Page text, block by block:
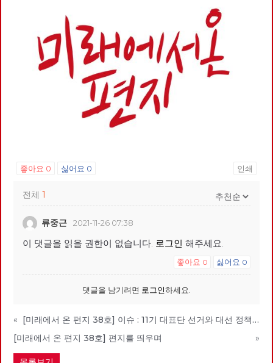
좋아요 0 싫어요 0 인쇄
전체 1
류중근 2021-11-26 07:38
이 댓글을 읽을 권한이 없습니다. 로그인 해주세요.
좋아요 0 싫어요 0
댓글을 남기려면 로그인하세요.
«
[미래에서 온 편지 38호] 이슈 : 11기 대표단 선거와 대선 정책 토론
[미래에서 온 편지 38호] 편지를 띄우며
»